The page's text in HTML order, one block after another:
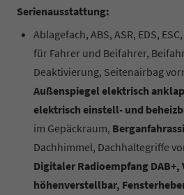
Serienausstattung:
Ablagefach, ABS, ASR, EDS,
für Fahrer und Beifahrer,
Deaktivierung, Seitenairbag
Außenspiegel elektrisch
elektrisch einstell- und
im Gepäckraum,
Dachhimmel, Dachhaltegriffe
Digitaler Radioempfang DAB+,
höhenverstellbar,